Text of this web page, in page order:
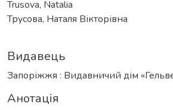
Trusova, Natalia
Трусова, Наталя Вікторівна
Видавець
Запоріжжя : Видавничий дім
Анотація